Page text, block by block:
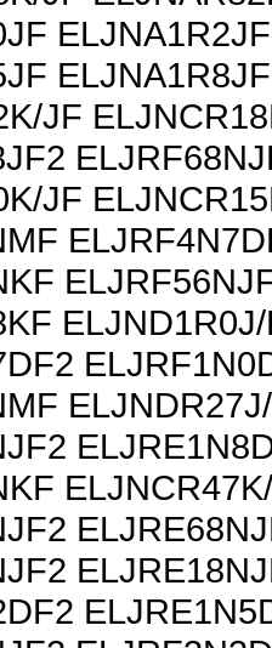
ELJNA1R2JF
ELJNA1R8JF
JF
JF